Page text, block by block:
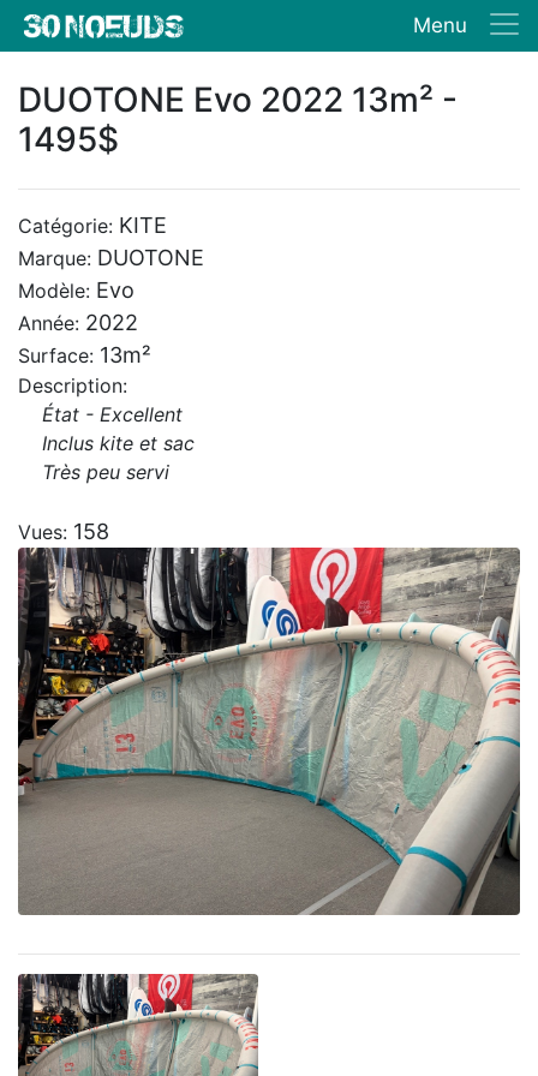
Menu
DUOTONE Evo 2022 13m² -
1495$
Catégorie: KITE
Marque: DUOTONE
Modèle: Evo
Année: 2022
Surface: 13m²
Description:
État - Excellent
Inclus kite et sac
Très peu servi
Vues: 158